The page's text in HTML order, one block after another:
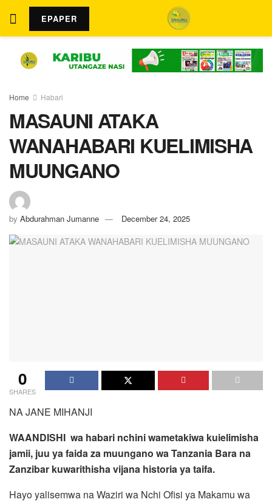
EPAPER
Home Habari
MASAUNI ATAKA
WANAHABARI KUELIMISHA
MUUNGANO
by Abdurahman Jumanne December 24, 2025
0
SHARES
NA JANE MIHANJI
WAANDISHI wa habari nchini wametakiwa kuielimisha
jamii, juu ya faida za muungano wa Tanzania Bara na
Zanzibar kuwarithisha vijana historia ya taifa.
Hayo yalisemwa na Waziri wa Nchi Ofisi ya Makamu wa